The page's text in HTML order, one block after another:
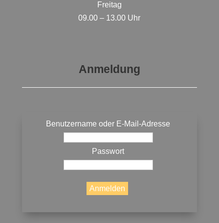
Freitag
09.00 – 13.00 Uhr
Anmeldung
Benutzername oder E-Mail-Adresse
Passwort